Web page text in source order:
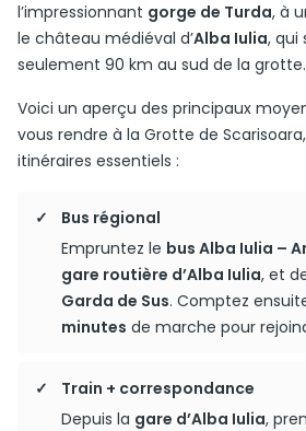
l’impressionnant gorge de Turda, à
le château médiéval d’Alba Iulia, qui
seulement 90 km au sud de la grotte.
Voici un aperçu des principaux
vous rendre à la Grotte de
itinéraires essentiels :
Bus régional
Empruntez le bus Alba Iulia –
gare routière d’Alba Iulia, et
Garda de Sus. Comptez
minutes de marche pour
Train + correspondance
Depuis la gare d’Alba Iulia,